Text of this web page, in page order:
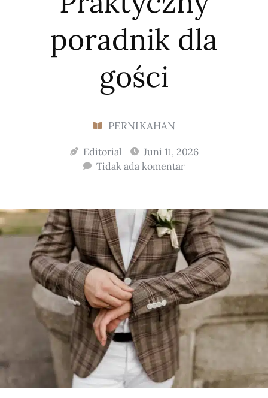
poradnik dla
gości
PERNIKAHAN
Editorial
Juni 11, 2026
Tidak ada komentar